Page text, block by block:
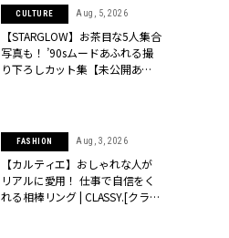
CULTURE Aug, 5, 2026
【STARGLOW】お茶目な5人集合
写真も！ ’90sムードあふれる撮
り下ろしカット集【未公開あ
FASHION Aug, 3, 2026
【カルティエ】おしゃれな人が
リアルに愛用！ 仕事で自信をく
れる相棒リング | CLASSY.[クラッ